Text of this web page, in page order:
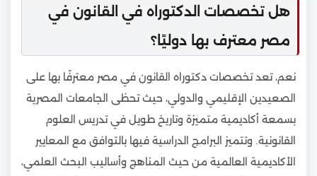
هل تخصصات الدكتوراه في القانون في
مصر معترف بها دوليًا؟
نعم، تعد تخصصات دكتوراه القانون في مصر معترفًا بها على
الصعيدين الإقليمي والدولي، حيث تحظى الجامعات المصرية
بسمعة أكاديمية متميزة وتاريخ طويل في تدريس العلوم
القانونية. وتتميز البرامج الدراسية فيها بالتوافق مع المعايير
الأكاديمية العالمية من حيث المناهج وأساليب البحث العلمي،